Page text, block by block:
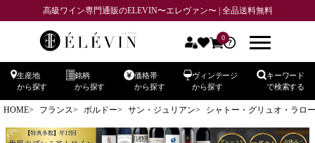
高級ワイン専門通販のELEVIN〜エレヴァン〜 | 全品送料無料
0
生産地
から探す
銘柄
から探す
価格帯
から探す
ヴィンテージ
から探す
キーワード
で検索する
HOME フランス ボルドー サン・ジュリアン シャトー・グリュオ・ラロ